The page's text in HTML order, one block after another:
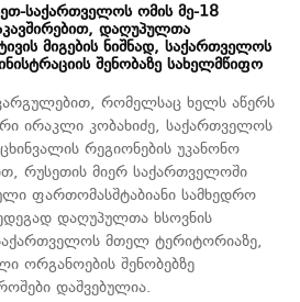
საქართველოს ომის მე-18
დაღუპულთა
მიგების ნიშნად, საქართველოს
შენობაზე სახელმწიფო
რომელსაც ხელს აწერს
ირაკლი კობახიძე, საქართველოს
რეგიონების უკანონო
რუსეთის მიერ საქართველოში
ფართომასშტაბიანი სამხედრო
დაღუპულთა ხსოვნის
მთელ ტერიტორიაზე,
ორგანოების შენობებზე
დაშვებულია.